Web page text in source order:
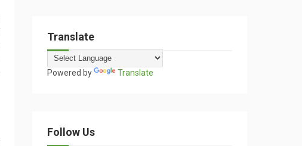
Translate
Powered by Translate
Follow Us